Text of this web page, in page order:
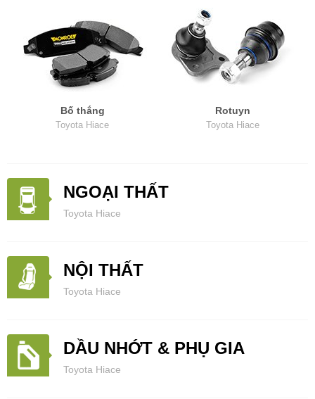
Bố thắng
Toyota Hiace
Rotuyn
Toyota Hiace
NGOẠI THẤT
Toyota Hiace
NỘI THẤT
Toyota Hiace
DẦU NHỚT & PHỤ GIA
Toyota Hiace